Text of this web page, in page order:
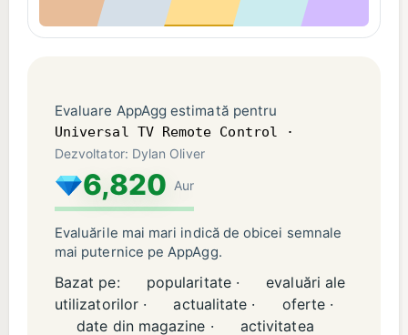
Evaluare AppAgg estimată pentru
Universal TV Remote Control ·
Dezvoltator: Dylan Oliver
6,820 Aur
Evaluările mai mari indică de obicei semnale
mai puternice pe AppAgg.
Bazat pe: popularitate ·
evaluări ale
utilizatorilor ·
actualitate ·
oferte ·
date din magazine ·
activitatea